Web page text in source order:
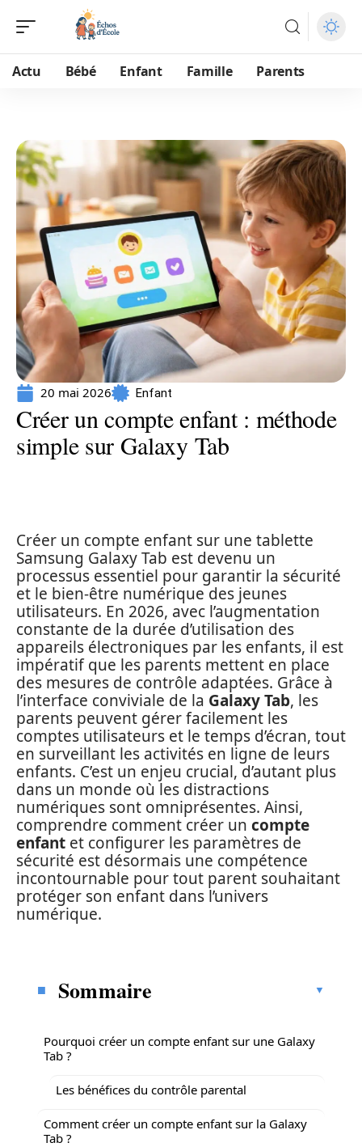
Actu Bébé Enfant Famille Parents
20 mai 2026 Enfant
Créer un compte enfant : méthode
simple sur Galaxy Tab
Créer un compte enfant sur une tablette
Samsung Galaxy Tab est devenu un
processus essentiel pour garantir la sécurité
et le bien-être numérique des jeunes
utilisateurs. En 2026, avec l’augmentation
constante de la durée d’utilisation des
appareils électroniques par les enfants, il est
impératif que les parents mettent en place
des mesures de contrôle adaptées. Grâce à
l’interface conviviale de la Galaxy Tab, les
parents peuvent gérer facilement les
comptes utilisateurs et le temps d’écran, tout
en surveillant les activités en ligne de leurs
enfants. C’est un enjeu crucial, d’autant plus
dans un monde où les distractions
numériques sont omniprésentes. Ainsi,
comprendre comment créer un compte
enfant et configurer les paramètres de
sécurité est désormais une compétence
incontournable pour tout parent souhaitant
protéger son enfant dans l’univers
numérique.
Sommaire
Pourquoi créer un compte enfant sur une Galaxy
Tab ?
Les bénéfices du contrôle parental
Comment créer un compte enfant sur la Galaxy
Tab ?